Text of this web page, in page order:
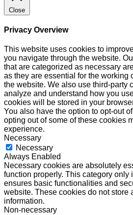
Close
Privacy Overview
This website uses cookies to
you navigate through the website.
that are categorized as necessary
as they are essential for the working
the website. We also use third-party
analyze and understand how you
cookies will be stored in your
You also have the option to opt-out
opting out of some of these cookies
experience.
Necessary
Necessary
Always Enabled
Necessary cookies are absolutely
function properly. This category only
ensures basic functionalities and
website. These cookies do not store
information.
Non-necessary